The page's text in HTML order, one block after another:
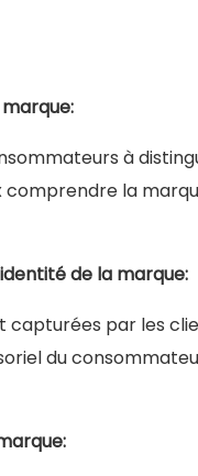
à
la
de la marque:
par les
du